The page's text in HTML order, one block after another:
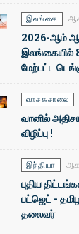
இலங்கை
2026-ஆம்
இலங்கையில்
மேற்பட்ட
வாசகசாலை
வானில்
விழிப்பு !
இந்தியா ஆக
புதிய
பட்ஜெட் -
தலைவர்